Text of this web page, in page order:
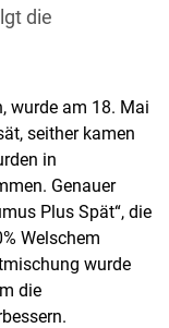
die
wurde am 18. Mai
seither kamen
in
Genauer
Plus Spät“, die
Welschem
wurde
die